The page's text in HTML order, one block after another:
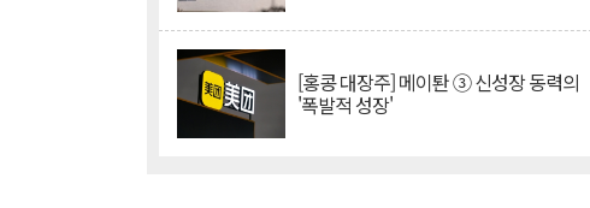
[홍콩 대장주] 메이퇀 ③ 신성장 동력의
'폭발적 성장'